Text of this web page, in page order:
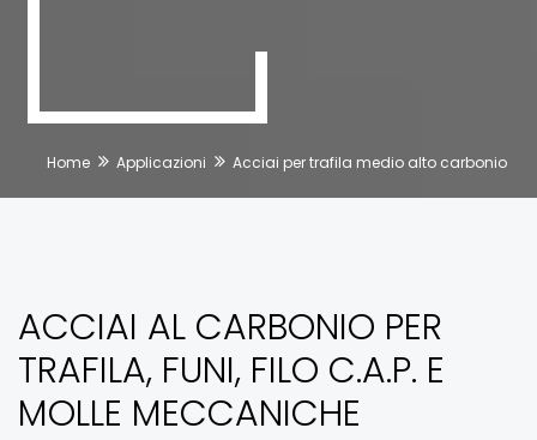
Home Applicazioni Acciai per trafila medio alto carbonio
ACCIAI AL CARBONIO PER
TRAFILA, FUNI, FILO C.A.P. E
MOLLE MECCANICHE